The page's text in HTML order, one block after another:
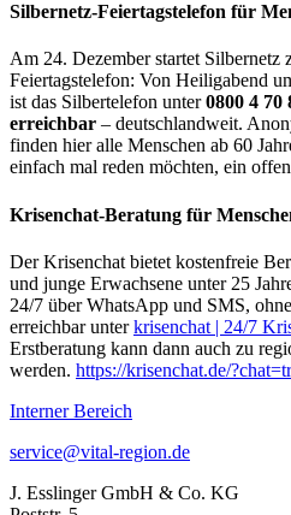
Silbernetz-Feiertagstelefon für
Am 24. Dezember startet Silbernetz
Feiertagstelefon: Von Heiligabend
ist das Silbertelefon unter0800 4
erreichbar – deutschlandweit.
finden hier alle Menschen ab 60
einfach mal reden möchten, ein
Krisenchat-Beratung für
Der Krisenchat bietet kostenfreie
und junge Erwachsene unter 25
24/7 über WhatsApp und SMS,
erreichbar unterkrisenchat | 24/7
Erstberatung kann dann auch zu
werden. https://krisenchat.de/
Interner Bereich
service@vital-region.de
J. Esslinger GmbH & Co. KG